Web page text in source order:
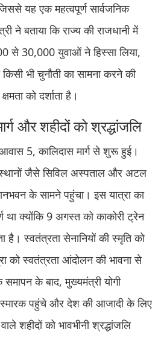
यह एक महत्वपूर्ण सार्वजनिक
ने बताया कि राज्य की राजधानी में
से 30,000 युवाओं ने हिस्सा लिया,
भी चुनौती का सामना करने की
को दर्शाता है।
और शहीदों को श्रद्धांजलि
आवास 5, कालिदास मार्ग से शुरू हुई।
जैसे सिविल अस्पताल और अटल
के सामने पहुंचा। इस यात्रा का
क्योंकि 9 अगस्त को काकोरी ट्रेन
है। स्वतंत्रता सेनानियों की स्मृति को
को स्वतंत्रता आंदोलन की भावना से
समापन के बाद, मुख्यमंत्री योगी
स्मारक पहुंचे और देश की आजादी के लिए
शहीदों को भावभीनी श्रद्धांजलि